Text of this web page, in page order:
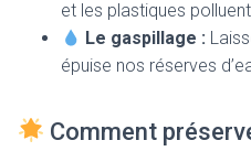
et les plastiques
Le gaspillage :
épuise nos réserves
Comment